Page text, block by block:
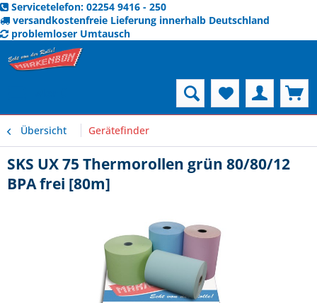
Servicetelefon: 02254 9416 - 250
versandkostenfreie Lieferung innerhalb Deutschland
problemloser Umtausch
Übersicht Gerätefinder
SKS UX 75 Thermorollen grün 80/80/12
BPA frei [80m]